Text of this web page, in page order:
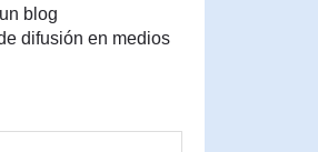
blog
difusión en medios